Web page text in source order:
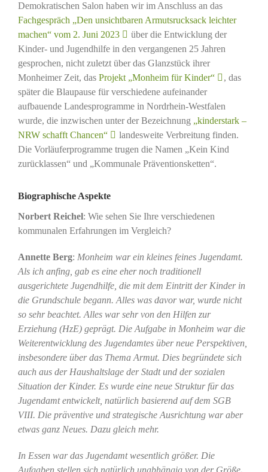
Demokratischen Salon haben wir im Anschluss an das
Fachgespräch „Den unsichtbaren Armutsrucksack leichter
machen“ vom 2. Juni 2023
über die Entwicklung der
Kinder- und Jugendhilfe in den vergangenen 25 Jahren
gesprochen, nicht zuletzt über das Glanzstück ihrer
Monheimer Zeit, das Projekt „Monheim für Kinder“
, das
später die Blaupause für verschiedene aufeinander
aufbauende Landesprogramme in Nordrhein-Westfalen
wurde, die inzwischen unter der Bezeichnung „kinderstark –
NRW schafft Chancen“
landesweite Verbreitung finden.
Die Vorläuferprogramme trugen die Namen „Kein Kind
zurücklassen“ und „Kommunale Präventionsketten“.
Biographische Aspekte
Norbert Reichel: Wie sehen Sie Ihre verschiedenen
kommunalen Erfahrungen im Vergleich?
Annette Berg: Monheim war ein kleines feines Jugendamt.
Als ich anfing, gab es eine eher noch traditionell
ausgerichtete Jugendhilfe, die mit dem Eintritt der Kinder in
die Grundschule begann. Alles was davor war, wurde nicht
so sehr beachtet. Alles war sehr von den Hilfen zur
Erziehung (HzE) geprägt. Die Aufgabe in Monheim war die
Weiterentwicklung des Jugendamtes über neue Perspektiven,
insbesondere über das Thema Armut. Dies begründete sich
auch aus der Haushaltslage der Stadt und der sozialen
Situation der Kinder. Es wurde eine neue Struktur für das
Jugendamt entwickelt, natürlich basierend auf dem SGB
VIII. Die präventive und strategische Ausrichtung war aber
etwas ganz Neues. Dazu gleich mehr.
In Essen war das Jugendamt wesentlich größer. Die
Aufgaben stellen sich natürlich unabhängig von der Größe.